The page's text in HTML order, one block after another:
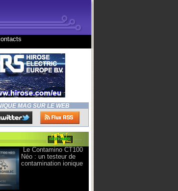
MAG SUR LE WEB
Le Contamino CT100
Néo : un testeur de
contamination ionique